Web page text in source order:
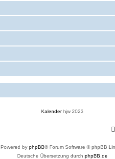
Kalenderhjw 2023
Powered by phpBB® Forum Software © phpBB
Deutsche Übersetzung durch phpBB.de